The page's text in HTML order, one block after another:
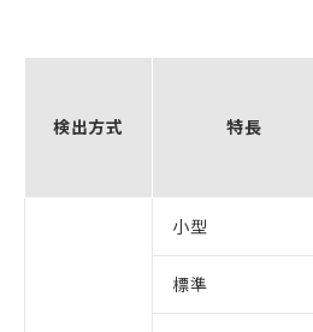
検出方式 特長
小型
標準